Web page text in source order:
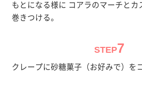
もとになる様に コアラのマーチとカ
巻きつける。
STEP7
クレープに砂糖菓子（お好みで）を